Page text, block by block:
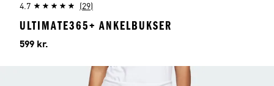
4.7 (29)
ULTIMATE365+ ANKELBUKSER
Pris
599 kr.